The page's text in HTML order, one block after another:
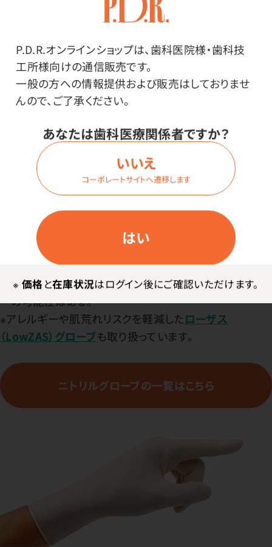
P.D.R.オンラインショップは、歯科医院様・歯科技
工所様向けの通信販売です。
一般の方への情報提供および販売はしておりませ
んので、ご了承ください。
あなたは歯科医療関係者ですか？
はい
いいえ
コーポレートサイトへ遷移します
※ 価格と在庫状況はログイン後にご確認いただけます。
ラテックスアレルギーのリスクがない。
つと手に馴染む。
・他素材のグローブより、穴あきに対して比較的強い。特に
突き刺し強度に優れている。
・耐薬品性が高い。
＜使用感＞
良好 ★★★★
比較的よく伸びる。時間の経過に伴い、装着者の手に合っ
た寸法に変化するため、つっぱり感が少ない。
＜アレルギーリスク＞
良好 ★★★★
ラテックスプロテインを含んでいないため、ラテックスアレ
ルギーが起こらない。数種類の化学触媒によるアレルギ
ーの可能性はある。
※アレルギーや肌荒れリスクを軽減したローザス
（LowZAS）グローブも取り扱っています。
ニトリルグローブの一覧はこちら